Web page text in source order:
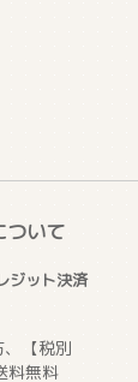
ついて
ジット決済
【税別
料無料